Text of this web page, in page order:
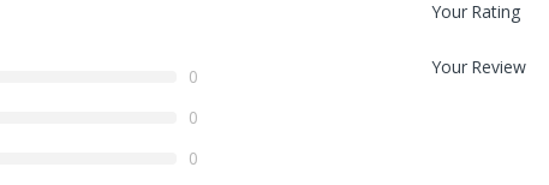
0
0
0
Your Rating
Your Review